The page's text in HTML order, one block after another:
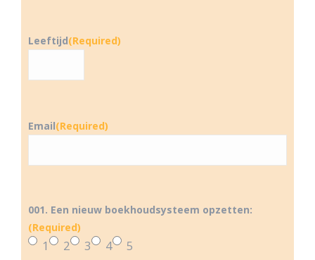
Leeftijd(Required)
Email(Required)
001. Een nieuw boekhoudsysteem opzetten:
(Required)
1 2 3 4 5